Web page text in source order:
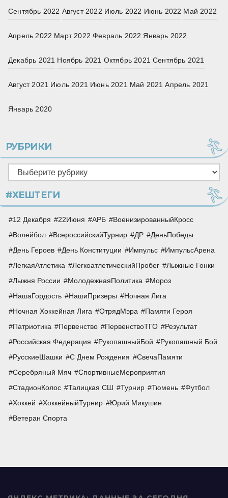
Сентябрь 2022 Август 2022 Июль 2022 Июнь 2022 Май 2022
Апрель 2022 Март 2022 Февраль 2022 Январь 2022
Декабрь 2021 Ноябрь 2021 Октябрь 2021 Сентябрь 2021
Август 2021 Июль 2021 Июнь 2021 Май 2021 Апрель 2021
Январь 2020
РУБРИКИ
Рубрики
#ХЕШТЕГИ
12 Декабря 22Июня АРБ
ВоенизированныйКросс
Волейбол
ВсероссийскийТурнир ДР
ДеньПобеды
День Героев
День Конституции Импульс
ИмпульсАрена
ЛегкаяАтлетика
ЛегкоатлетическийПробег
Лыжные Гонки
Лыжня России
МолодежнаяПолитика
Мороз
НашаГордость
НашиПризеры
Ночная Лига
Ночная Хоккейная Лига
ОтрядМэра
Памяти Героя
Патриотика
Первенство ПервенствоТГО
Результат
Российская Федерация
РукопашныйБой
Рукопашный Бой
РусскиеШашки
С Днем Рождения
СвечаПамяти
Серебряный Мяч
СпортивныеМероприятия
СтадионКолос
Талицкая СШ Турнир Тюмень
Футбол
Хоккей
ХоккейныйТурнир
Юрий Микушин
Ветеран Спорта